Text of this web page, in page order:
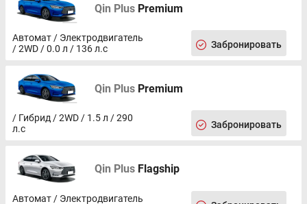
Подушка безопасности водителя
Подушка безопасности пассажира
Блокировка замков задних дверей
Антиблокировочная система (ABS)
Система предотвращения столкновения
Подушки безопасности оконные (шторки)
Система помощи при старте в гору (HSA)
Система помощи при торможении (BAS, EBD)
Крепление детского кресла (задний ряд) ISOFIX
Qin Plus Premium
Автомат / Электродвигатель
/ 2WD / 0.0 л / 136 л.с
Забронировать
Qin Plus Premium
/ Гибрид / 2WD / 1.5 л / 290
л.с
Забронировать
Qin Plus Flagship
Автомат / Электродвигатель